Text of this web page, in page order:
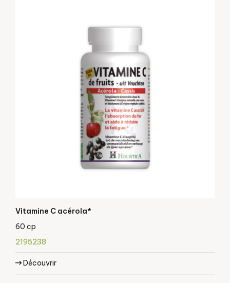
Vitamine C acérola*
60 cp
2195238
Découvrir